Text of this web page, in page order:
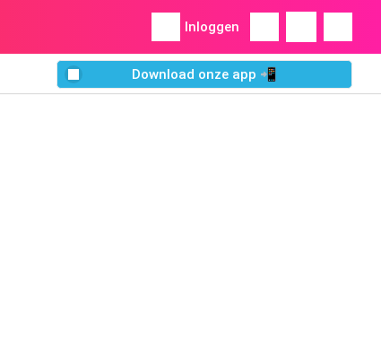
Inloggen
Download onze app 📲